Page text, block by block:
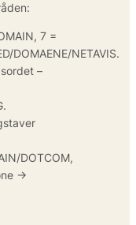
7 =
DOMAENE/NETAVIS.
–
DOTCOM,
→